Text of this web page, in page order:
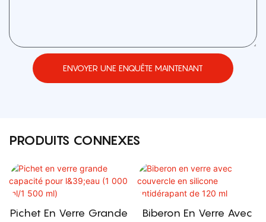
ENVOYER UNE ENQUÊTE MAINTENANT
PRODUITS CONNEXES
Pichet En Verre Grande Biberon En Verre Avec